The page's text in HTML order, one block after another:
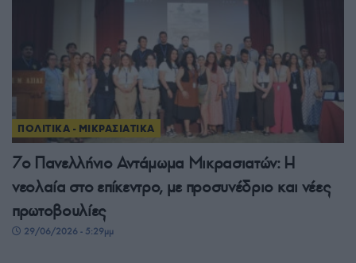
ΠΟΛΙΤΙΚΑ - ΜΙΚΡΑΣΙΑΤΙΚΑ
7ο Πανελλήνιο Αντάμωμα Μικρασιατών: Η
νεολαία στο επίκεντρο, με προσυνέδριο και νέες
πρωτοβουλίες
29/06/2026 - 5:29μμ